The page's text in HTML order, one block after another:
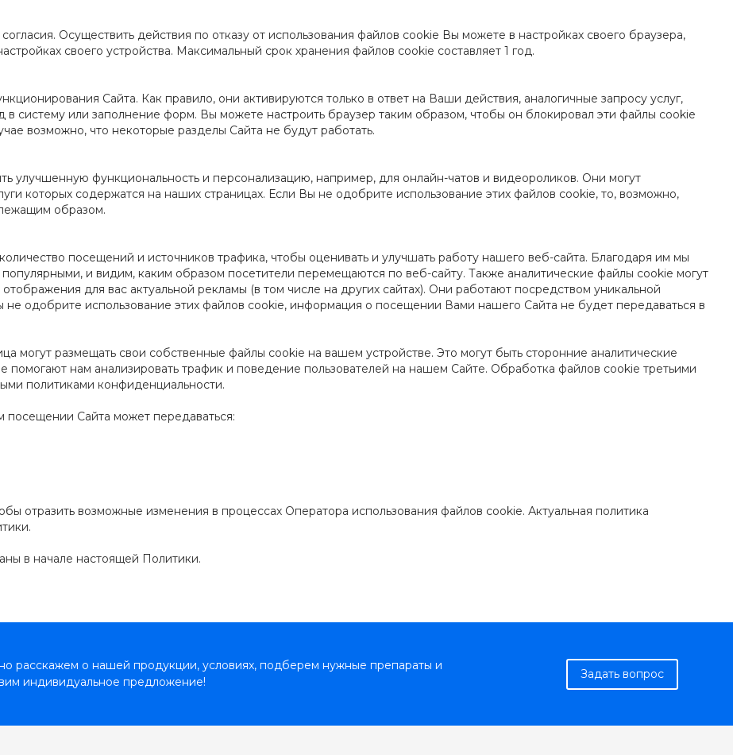
Осуществить действия по отказу от использования файлов cookie Вы можете в настройках своего браузера,
своего устройства. Максимальный срок хранения файлов cookie составляет 1 год.
Сайта. Как правило, они активируются только в ответ на Ваши действия, аналогичные запросу услуг,
в систему или заполнение форм. Вы можете настроить браузер таким образом, чтобы он блокировал эти файлы cookie
возможно, что некоторые разделы Сайта не будут работать.
улучшенную функциональность и персонализацию, например, для онлайн-чатов и видеороликов. Они могут
которых содержатся на наших страницах. Если Вы не одобрите использование этих файлов cookie, то, возможно,
образом.
посещений и источников трафика, чтобы оценивать и улучшать работу нашего веб-сайта. Благодаря им мы
и видим, каким образом посетители перемещаются по веб-сайту. Также аналитические файлы cookie могут
для вас актуальной рекламы (в том числе на других сайтах). Они работают посредством уникальной
не одобрите использование этих файлов cookie, информация о посещении Вами нашего Сайта не будет передаваться в
могут размещать свои собственные файлы cookie на вашем устройстве. Это могут быть сторонние аналитические
помогают нам анализировать трафик и поведение пользователей на нашем Сайте. Обработка файлов cookie третьими
политиками конфиденциальности.
Сайта может передаваться:
отразить возможные изменения в процессах Оператора использования файлов cookie. Актуальная политика
в начале настоящей Политики.
расскажем о нашей продукции, условиях, подберем нужные препараты и
индивидуальное предложение!
Задать вопрос